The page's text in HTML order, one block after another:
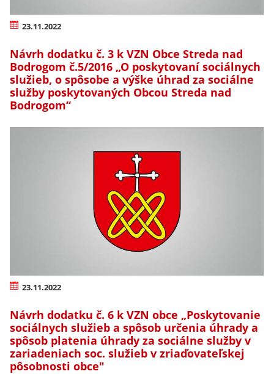
23.11.2022
Návrh dodatku č. 3 k VZN Obce Streda nad
Bodrogom č.5/2016 „O poskytovaní sociálnych
služieb, o spôsobe a výške úhrad za sociálne
služby poskytovaných Obcou Streda nad
Bodrogom“
23.11.2022
Návrh dodatku č. 6 k VZN obce „Poskytovanie
sociálnych služieb a spôsob určenia úhrady a
spôsob platenia úhrady za sociálne služby v
zariadeniach soc. služieb v zriaďovateľskej
pôsobnosti obce"